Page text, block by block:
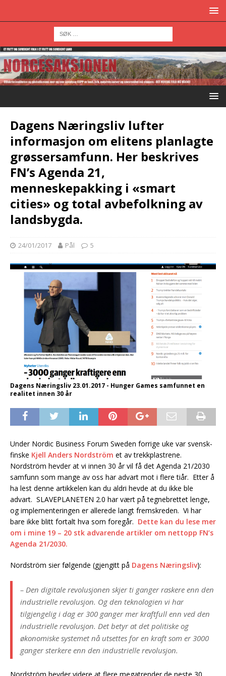
Dagens Næringsliv lufter
informasjon om elitens planlagte
grøssersamfunn. Her beskrives
FN’s Agenda 21,
menneskepakking i «smart
cities» og total avbefolkning av
landsbygda.
24/01/2017 Pål 5
Dagens Næringsliv 23.01.2017 - Hunger Games samfunnet en
realitet innen 30 år
Under Nordic Business Forum Sweden forrige uke var svensk-
finske Kjell Anders Nordström et av trekkplastrene.
Nordström hevder at vi innen 30 år vil få det Agenda 21/2030
samfunn som mange av oss har advart mot i flere tiår. Etter å
ha lest denne artikkelen kan du aldri hevde at du ikke ble
advart. SLAVEPLANETEN 2.0 har vært på tegnebrettet lenge,
og implementeringen er allerede langt fremskreden. Vi har
bare ikke blitt fortalt hva som foregår. Dette kan du lese mer
om i mine 19 – 20 stk advarende artikler om nettopp FN’s
Agenda 21/2030.
Nordström sier følgende (gjengitt på Dagens Næringsliv):
– Den digitale revolusjonen skjer ti ganger raskere enn den
industrielle revolusjon. Og den teknologien vi har
tilgjengelig i dag er 300 ganger mer kraftfull enn ved den
industrielle revolusjon. Det betyr at det politiske og
økonomiske systemet nå utsettes for en kraft som er 3000
ganger sterkere enn den industrielle revolusjon.